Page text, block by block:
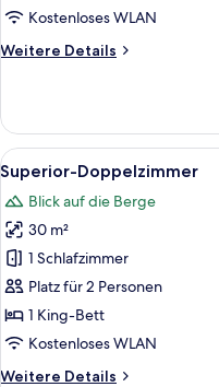
Kostenloses WLAN
Weitere Details
Weitere
Zimmer,
Meerblick
Alle
Fotos
für
Superior-
Doppelzimmer
anzeigen
10
Superior-Doppelzimmer
Blick auf die Berge
30 m²
1 Schlafzimmer
Platz für 2 Personen
1 King-Bett
Kostenloses WLAN
Weitere Details
Weitere